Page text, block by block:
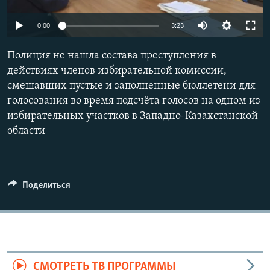
1080p
0:00 3:23 Auto
480p
720p
Полиция не нашла состава преступления в
действиях членов избирательной комиссии,
смешавших пустые и заполненные бюллетени для
голосования во время подсчёта голосов на одном из
избирательных участков в Западно-Казахстанской
области
Поделиться
СМОТРЕТЬ ТВ ПРОГРАММЫ